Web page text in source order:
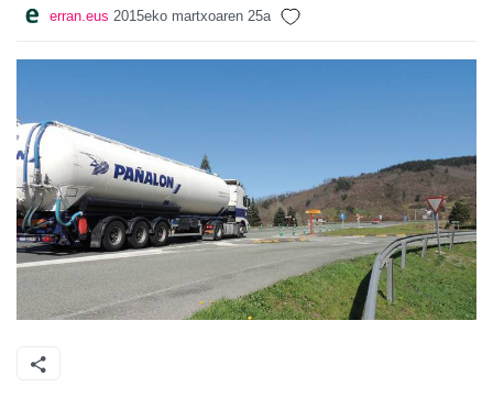
erran.eus 2015eko martxoaren 25a